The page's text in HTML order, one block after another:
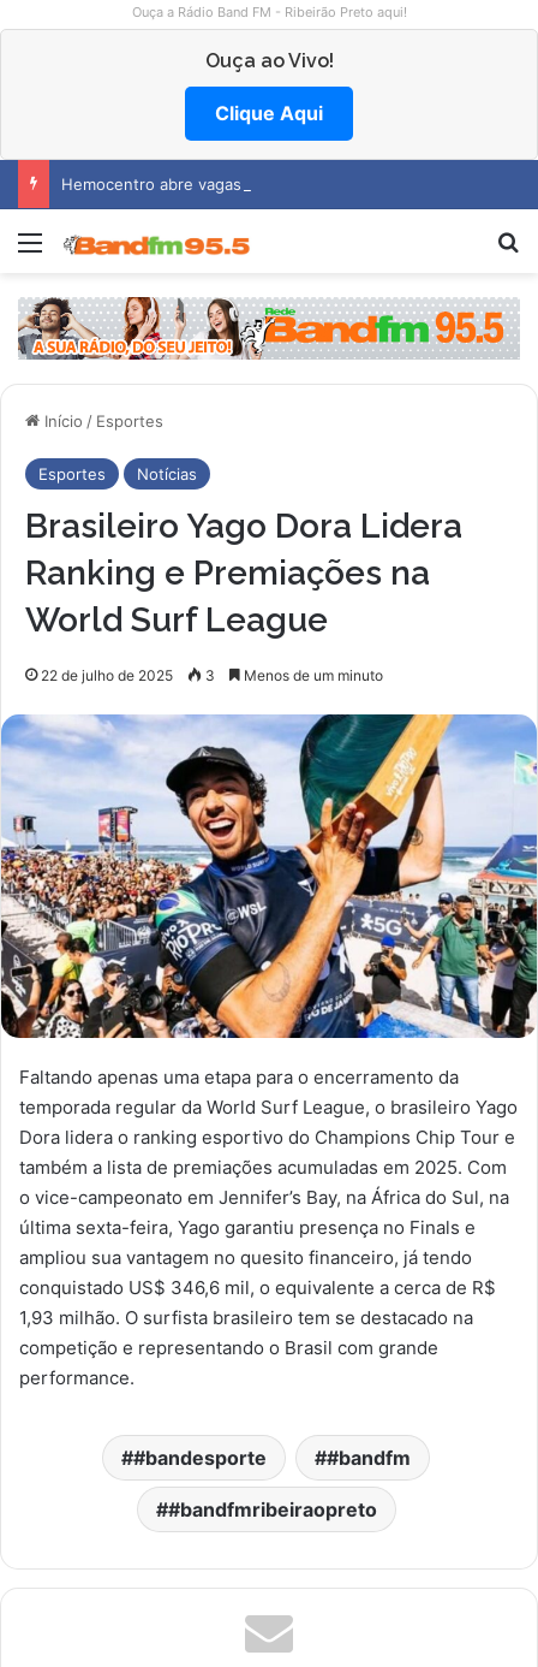
Ouça a Rádio Band FM - Ribeirão Preto aqui!
Ouça ao Vivo!
Clique Aqui
Hemocentro abre vagas na região
Menu
Início / Esportes
Esportes Notícias
Brasileiro Yago Dora Lidera
Ranking e Premiações na
World Surf League
22 de julho de 2025 3 Menos de um minuto
Faltando apenas uma etapa para o encerramento da
temporada regular da World Surf League, o brasileiro Yago
Dora lidera o ranking esportivo do Champions Chip Tour e
também a lista de premiações acumuladas em 2025. Com
o vice-campeonato em Jennifer’s Bay, na África do Sul, na
última sexta-feira, Yago garantiu presença no Finals e
ampliou sua vantagem no quesito financeiro, já tendo
conquistado US$ 346,6 mil, o equivalente a cerca de R$
1,93 milhão. O surfista brasileiro tem se destacado na
competição e representando o Brasil com grande
performance.
#bandesporte #bandfm
#bandfmribeiraopreto